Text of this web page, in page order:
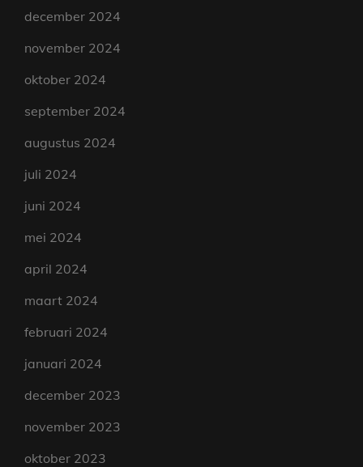
december 2024
november 2024
oktober 2024
september 2024
augustus 2024
juli 2024
juni 2024
mei 2024
april 2024
maart 2024
februari 2024
januari 2024
december 2023
november 2023
oktober 2023